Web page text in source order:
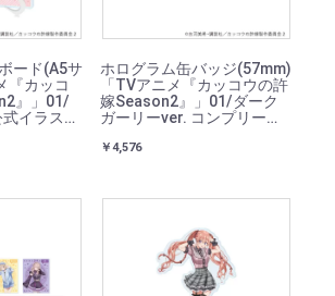
ード(A5サ
『カッコ
』」01/
イラス
ホログラム缶バッジ(57mm)
「TVアニメ『カッコウの許
嫁Season2』」01/ダーク
ガーリーver. コンプリート
イラスト)
￥4,576